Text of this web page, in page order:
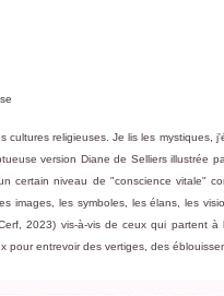
religieuses. Je lis les mystiques,
version Diane de Selliers illustrée
certain niveau de "conscience vitale"
images, les symboles, les élans, les
2023) vis-à-vis de ceux qui partent
pour entrevoir des vertiges, des